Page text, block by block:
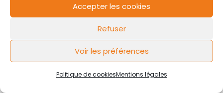
Accepter les cookies
Refuser
Voir les préférences
Politique de cookiesMentions légales